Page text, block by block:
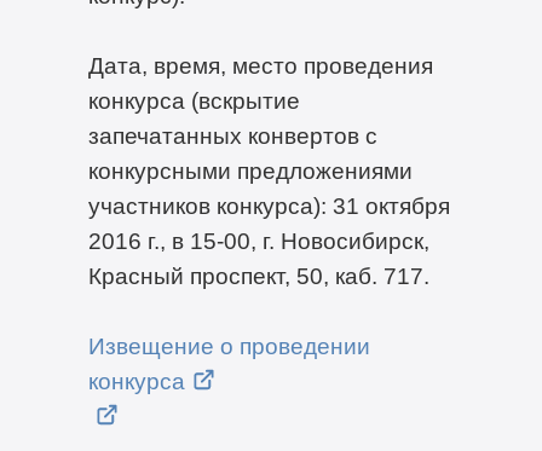
Дата, время, место проведения
конкурса (вскрытие
запечатанных конвертов с
конкурсными предложениями
участников конкурса): 31 октября
2016 г., в 15-00, г. Новосибирск,
Красный проспект, 50, каб. 717.
Извещение о проведении
конкурса